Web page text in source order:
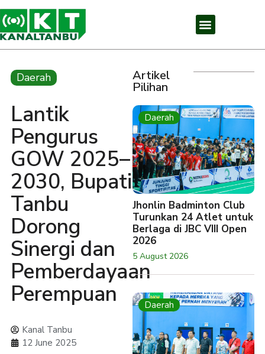
Daerah
Lantik
Pengurus
GOW 2025–
2030, Bupati
Tanbu
Dorong
Sinergi dan
Pemberdayaan
Perempuan
Kanal Tanbu
12 June 2025
Artikel
Pilihan
Daerah
Jhonlin Badminton Club
Turunkan 24 Atlet untuk
Berlaga di JBC VIII Open
2026
5 August 2026
Daerah